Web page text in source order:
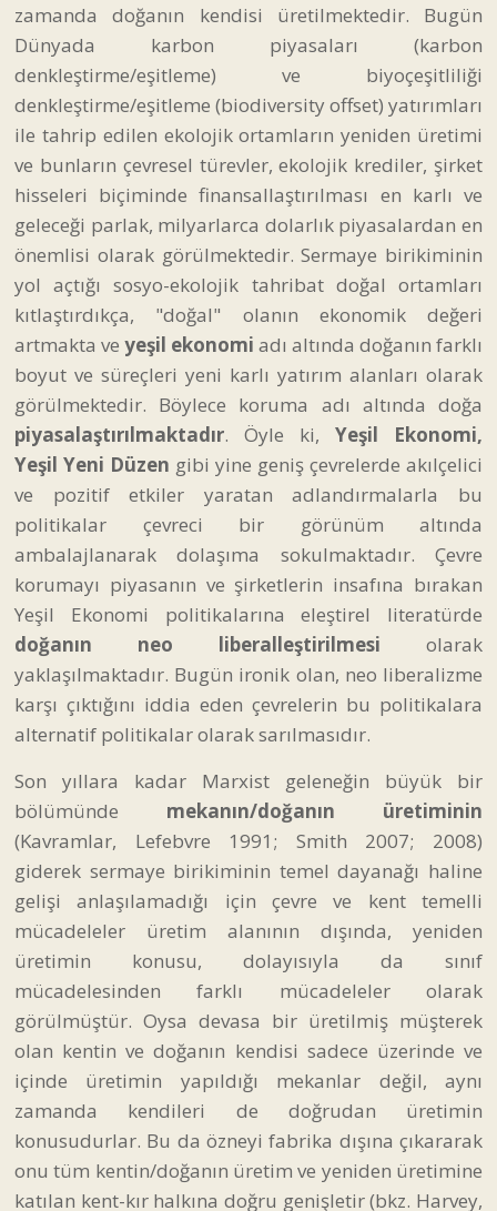
zamanda doğanın kendisi üretilmektedir. Bugün
Dünyada karbon piyasaları (karbon
denkleştirme/eşitleme) ve biyoçeşitliliği
denkleştirme/eşitleme (biodiversity offset) yatırımları
ile tahrip edilen ekolojik ortamların yeniden üretimi
ve bunların çevresel türevler, ekolojik krediler, şirket
hisseleri biçiminde finansallaştırılması en karlı ve
geleceği parlak, milyarlarca dolarlık piyasalardan en
önemlisi olarak görülmektedir. Sermaye birikiminin
yol açtığı sosyo-ekolojik tahribat doğal ortamları
kıtlaştırdıkça, "doğal" olanın ekonomik değeri
artmakta ve yeşil ekonomi adı altında doğanın farklı
boyut ve süreçleri yeni karlı yatırım alanları olarak
görülmektedir. Böylece koruma adı altında doğa
piyasalaştırılmaktadır. Öyle ki, Yeşil Ekonomi,
Yeşil Yeni Düzen gibi yine geniş çevrelerde akılçelici
ve pozitif etkiler yaratan adlandırmalarla bu
politikalar çevreci bir görünüm altında
ambalajlanarak dolaşıma sokulmaktadır. Çevre
korumayı piyasanın ve şirketlerin insafına bırakan
Yeşil Ekonomi politikalarına eleştirel literatürde
doğanın neo liberalleştirilmesi olarak
yaklaşılmaktadır. Bugün ironik olan, neo liberalizme
karşı çıktığını iddia eden çevrelerin bu politikalara
alternatif politikalar olarak sarılmasıdır.
Son yıllara kadar Marxist geleneğin büyük bir
bölümünde mekanın/doğanın üretiminin
(Kavramlar, Lefebvre 1991; Smith 2007; 2008)
giderek sermaye birikiminin temel dayanağı haline
gelişi anlaşılamadığı için çevre ve kent temelli
mücadeleler üretim alanının dışında, yeniden
üretimin konusu, dolayısıyla da sınıf
mücadelesinden farklı mücadeleler olarak
görülmüştür. Oysa devasa bir üretilmiş müşterek
olan kentin ve doğanın kendisi sadece üzerinde ve
içinde üretimin yapıldığı mekanlar değil, aynı
zamanda kendileri de doğrudan üretimin
konusudurlar. Bu da özneyi fabrika dışına çıkararak
onu tüm kentin/doğanın üretim ve yeniden üretimine
katılan kent-kır halkına doğru genişletir (bkz. Harvey,